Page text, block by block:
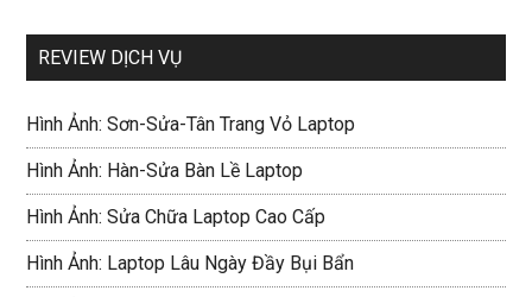
REVIEW DỊCH VỤ
Hình Ảnh: Sơn-Sửa-Tân Trang Vỏ Laptop
Hình Ảnh: Hàn-Sửa Bàn Lề Laptop
Hình Ảnh: Sửa Chữa Laptop Cao Cấp
Hình Ảnh: Laptop Lâu Ngày Đầy Bụi Bẩn